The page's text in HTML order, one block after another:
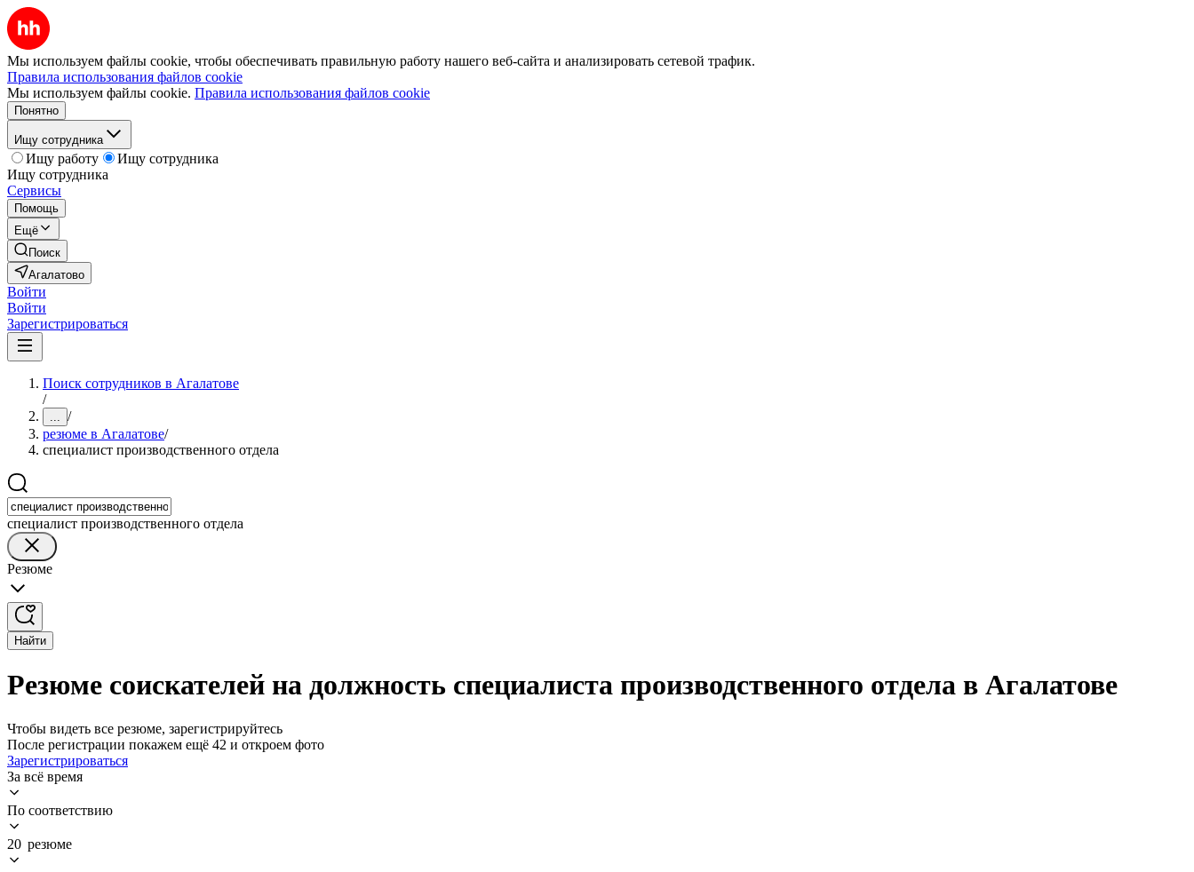
Мы используем файлы cookie, чтобы обеспечивать правильную работу нашего веб-сайта и анализировать сетевой трафик.
Правила использования файлов cookie
Мы используем файлы cookie. Правила использования файлов cookie
Понятно
Ищу сотрудника
Ищу работу
Ищу сотрудника
Ищу сотрудника
Сервисы
Помощь
Ещё
Поиск
Агалатово
Войти
Войти
Зарегистрироваться
Поиск сотрудников в Агалатове
/
... /
резюме в Агалатове/
специалист производственного отдела
специалист производственного отдела
Резюме
Найти
Резюме соискателей на должность специалиста производственного отдела в Агалатове
Чтобы видеть все резюме, зарегистрируйтесь
После регистрации покажем ещё 42 и откроем фото
Зарегистрироваться
За всё время
По соответствию
20 резюме